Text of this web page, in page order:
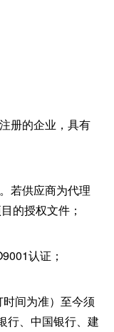
册的企业，具有
若供应商为代理
的授权文件；
认证；
间为准）至今须
行、中国银行、建